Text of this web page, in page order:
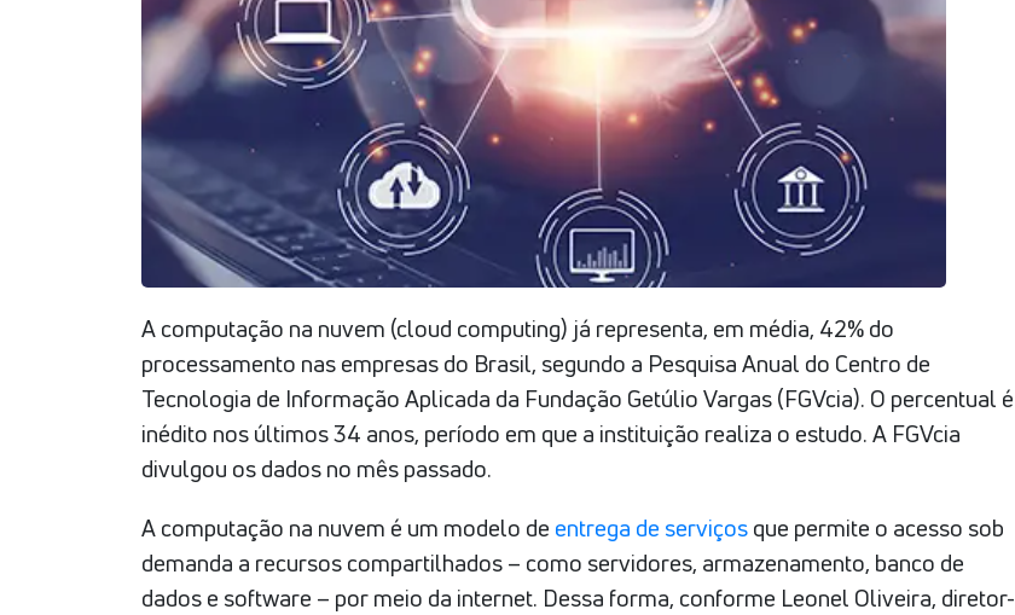
A computação na nuvem (cloud computing) já representa, em média, 42% do
processamento nas empresas do Brasil, segundo a Pesquisa Anual do Centro de
Tecnologia de Informação Aplicada da Fundação Getúlio Vargas (FGVcia). O percentual é
inédito nos últimos 34 anos, período em que a instituição realiza o estudo. A FGVcia
divulgou os dados no mês passado.
A computação na nuvem é um modelo de entrega de serviçosque permite o acesso sob
demanda a recursos compartilhados – como servidores, armazenamento, banco de
dados e software – por meio da internet. Dessa forma, conforme Leonel Oliveira, diretor-